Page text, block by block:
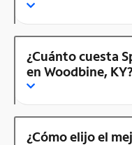
¿Cuánto cuesta
en Woodbine,
¿Cómo elijo el